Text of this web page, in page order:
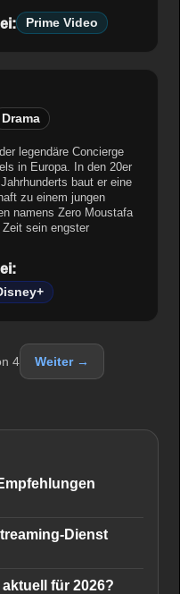
Prime Video
Drama
legendäre Concierge
in Europa. In den 20er
baut er eine
zu einem jungen
namens Zero Moustafa
sein engster
4 Weiter →
Dienst
für 2026?